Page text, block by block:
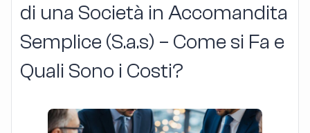
di una Società in Accomandita
Semplice (S.a.s) – Come si Fa e
Quali Sono i Costi?